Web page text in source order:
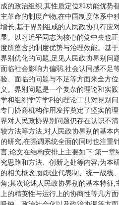
成的政治组织,其性质定位和功能优势
主革命的制度产物,在中国制度体系中
增长,基于界别组成的人民政协具有应
显。以习近平同志为核心的党中央也
度所蕴含的制度优势与治理效能。基
界别优化的问题,足见人民政协界别问
面临社会影响力偏弱,社会认同感不足
验、面临的问题与不足等方面来全方
义。界别问题是一个复杂的理论和实
学和组织学等学科的理论工具对界别
专门协商机构作用发挥奠定了坚实的
界对人民政协界别问题仍存在认识不
较方法等方法,对人民政协界别的基本
的研究,在强调系统全面的同时也注重
言,论文在结构安排上主要如下:第一
究思路和方法、创新之处等内容,为本
的相关概念,如职业代表制、统一战线
角;其次论述人民政协界别的基本特征
上的精英性与运行上的协商性等几方